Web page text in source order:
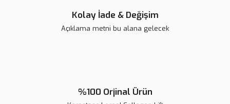
Kolay İade & Değişim
Açıklama metni bu alana gelecek
%100 Orjinal Ürün